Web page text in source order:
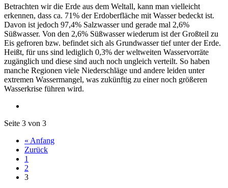
Betrachten wir die Erde aus dem Weltall, kann man vielleicht
erkennen, dass ca. 71% der Erdoberfläche mit Wasser bedeckt ist.
Davon ist jedoch 97,4% Salzwasser und gerade mal 2,6%
Süßwasser. Von den 2,6% Süßwasser wiederum ist der Großteil zu
Eis gefroren bzw. befindet sich als Grundwasser tief unter der Erde.
Heißt, für uns sind lediglich 0,3% der weltweiten Wasservorräte
zugänglich und diese sind auch noch ungleich verteilt. So haben
manche Regionen viele Niederschläge und andere leiden unter
extremen Wassermangel, was zukünftig zu einer noch größeren
Wasserkrise führen wird.
Seite 3 von 3
« Anfang
Zurück
1
2
3